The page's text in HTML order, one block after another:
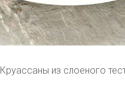
Круассаны из слоеного